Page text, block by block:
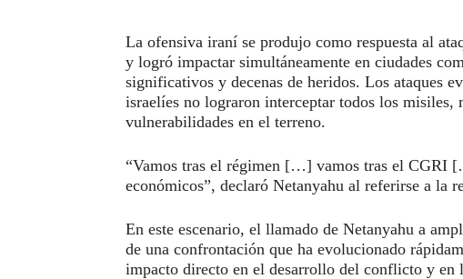
La ofensiva iraní se produjo como respuesta al
y logró impactar simultáneamente en ciudades
significativos y decenas de heridos. Los ataques
israelíes no lograron interceptar todos los
vulnerabilidades en el terreno.
“Vamos tras el régimen […] vamos tras el CGRI
económicos”, declaró Netanyahu al referirse a la
En este escenario, el llamado de Netanyahu a
de una confrontación que ha evolucionado
impacto directo en el desarrollo del conflicto y en